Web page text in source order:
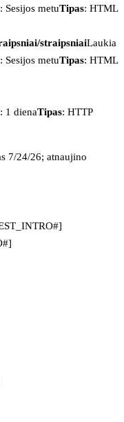
: Sesijos metuTipas: HTML
straipsniaiLaukia
: Sesijos metuTipas: HTML
: 1 dienaTipas: HTTP
7/24/26; atnaujino